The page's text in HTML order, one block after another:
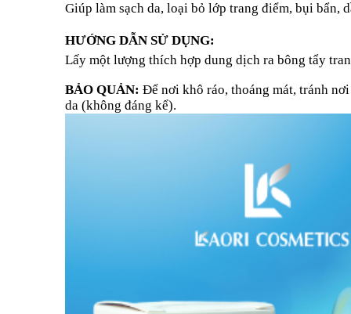
Giúp làm sạch da, loại bỏ lớp trang điểm, bụi bẩn,
HƯỚNG DẪN SỬ DỤNG:
Lấy một lượng thích hợp dung dịch ra bông tẩy
BẢO QUẢN: Để nơi khô ráo, thoáng mát, tránh
da (không đáng kể).